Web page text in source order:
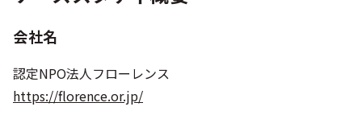
会社名
認定NPO法人フローレンス
https://florence.or.jp/